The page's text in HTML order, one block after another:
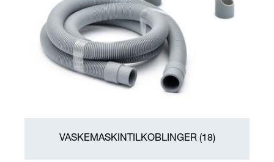
VASKEMASKINTILKOBLINGER (18)